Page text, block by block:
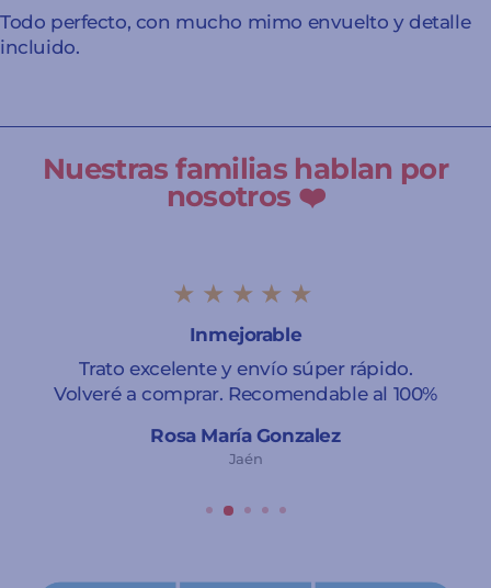
Todo perfecto, con mucho mimo envuelto y detalle
incluido.
Nuestras familias hablan por
nosotros ❤️
★★★★★
Inmejorable
Trato excelente y envío súper rápido.
Volveré a comprar. Recomendable al 100%
Rosa María Gonzalez
Jaén